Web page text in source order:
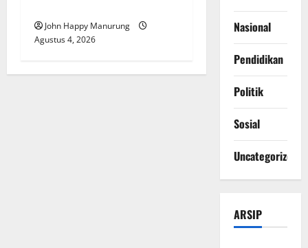
John Happy Manurung
Agustus 4, 2026
Nasional
Pendidikan
Politik
Sosial
Uncategorized
ARSIP